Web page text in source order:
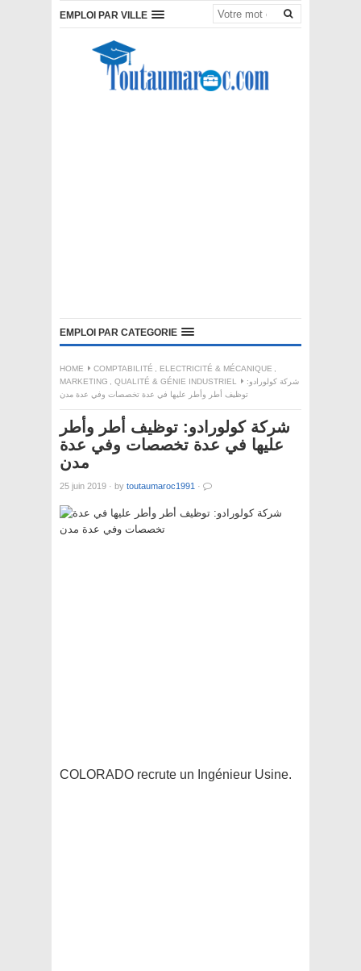
EMPLOI PAR VILLE
EMPLOI PAR CATEGORIE
HOME COMPTABILITÉ , ELECTRICITÉ & MÉCANIQUE ,
MARKETING , QUALITÉ & GÉNIE INDUSTRIEL
شركة كولورادو:
توظيف أطر وأطر عليها في عدة تخصصات وفي عدة مدن
شركة كولورادو: توظيف أطر وأطر
عليها في عدة تخصصات وفي عدة
مدن
25 juin 2019 · by toutaumaroc1991 ·
COLORADO recrute un Ingénieur Usine.